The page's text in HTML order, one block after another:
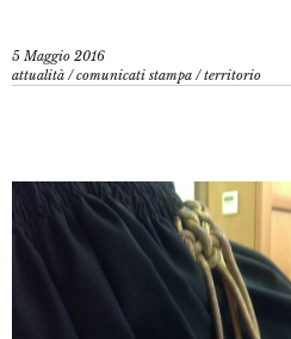
5 Maggio 2016
attualità /comunicati stampa /territorio